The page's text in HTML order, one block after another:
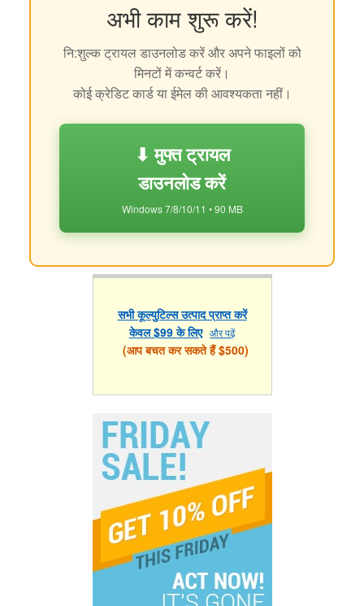
अभी काम शुरू करें!
नि:शुल्क ट्रायल डाउनलोड करें और अपने फाइलों को
मिनटों में कन्वर्ट करें।
कोई क्रेडिट कार्ड या ईमेल की आवश्यकता नहीं।
⬇ मुफ्त ट्रायल
डाउनलोड करें
Windows 7/8/10/11 • 90 MB
सभी कूल्युटिल्स उत्पाद प्राप्त करें
केवल $99 के लिए और पढ़ें
(आप बचत कर सकते हैं $500)